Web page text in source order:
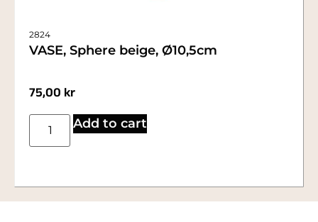
2824
VASE, Sphere beige, Ø10,5cm
75,00 kr
Add to cart